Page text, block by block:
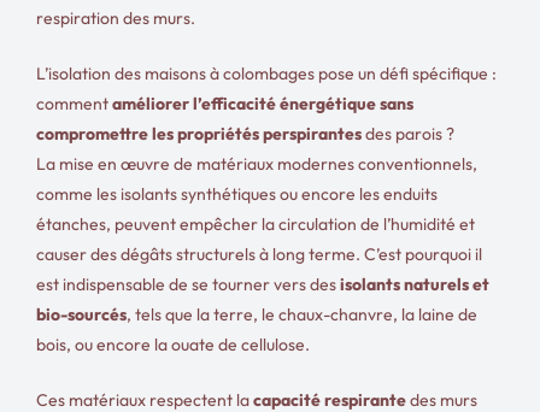
respiration des murs.
L’isolation des maisons à colombages pose un défi spécifique :
commentaméliorer l’efficacité énergétique sans
compromettre les propriétés perspirantesdes parois ?
La mise en œuvre de matériaux modernes conventionnels,
comme les isolants synthétiques ou encore les enduits
étanches, peuvent empêcher la circulation de l’humidité et
causer des dégâts structurels à long terme. C’est pourquoi il
est indispensable de se tourner vers desisolants naturels et
bio-sourcés, tels que la terre, le chaux-chanvre, la laine de
bois, ou encore la ouate de cellulose.
Ces matériaux respectent lacapacité respirantedes murs